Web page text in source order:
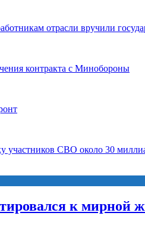
отрасли вручили
контракта с Минобороны
участников СВО около 30
к мирной